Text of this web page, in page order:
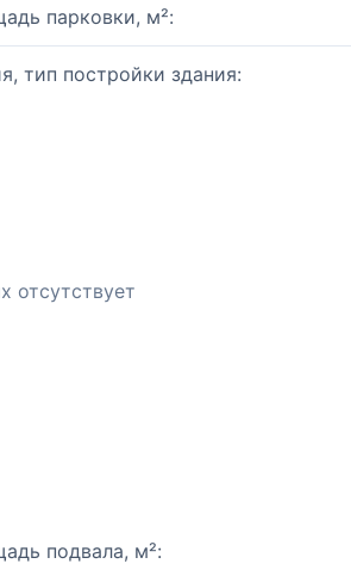
парковки, м²:
тип постройки здания:
отсутствует
подвала, м²: